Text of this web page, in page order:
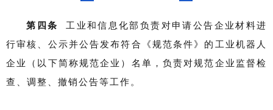
第四条
工业和信息化部负责对申请公告企业材料进
行审核、公示并公告发布符合《规范条件》的工业机器人
企业（以下简称规范企业）名单，负责对规范企业监督检
查、调整、撤销公告等工作。